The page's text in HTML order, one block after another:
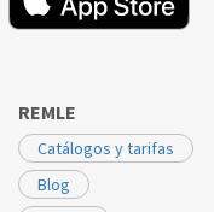
REMLE
Catálogos y tarifas
Blog